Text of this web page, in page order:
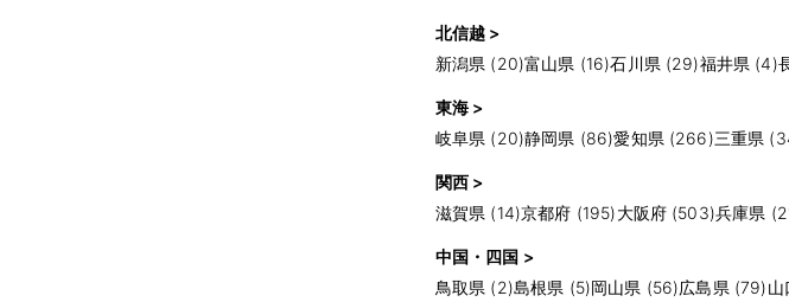
北信越 >
新潟県 (20)富山県 (16)石川県 (29)福井県 (4)
東海 >
岐阜県 (20)静岡県 (86)愛知県 (266)三重県
関西 >
滋賀県 (14)京都府 (195)大阪府 (503)兵庫県
中国・四国 >
鳥取県 (2)島根県 (5)岡山県 (56)広島県 (79)山